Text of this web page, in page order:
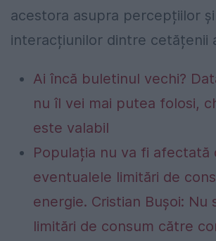
acestora asupra percepțiilor și
interacțiunilor dintre cetățenii
Ai încă buletinul vechi?
nu îl vei mai putea folosi,
este valabil
Populația nu va fi afectată
eventualele limitări de
energie. Cristian Bușoi: Nu
limitări de consum către